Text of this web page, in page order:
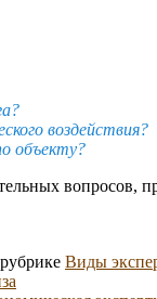
воздействия?
объекту?
вопросов,
Виды